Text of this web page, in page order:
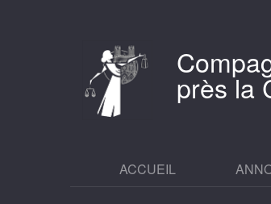
près la
ACCUEIL